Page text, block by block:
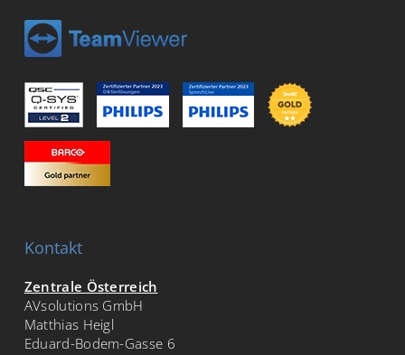
Kontakt
Zentrale Österreich
AVsolutions GmbH
Matthias Heigl
Eduard-Bodem-Gasse 6